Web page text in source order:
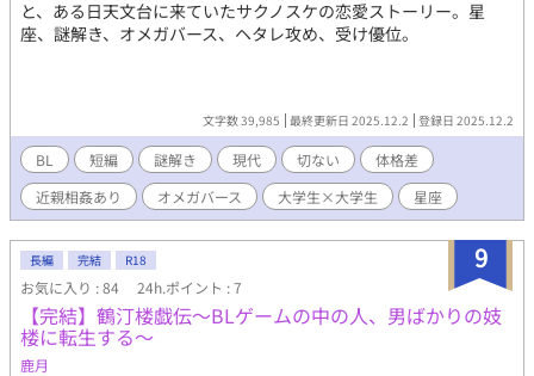
と、ある日天文台に来ていたサクノスケの恋愛ストーリー。星
座、謎解き、オメガバース、ヘタレ攻め、受け優位。
文字数 39,985 最終更新日 2025.12.2 登録日 2025.12.2
BL 短編 謎解き 現代 切ない
体格差
近親相姦あり
オメガバース 大学生×大学生 星座
9
長編 完結 R18
お気に入り : 84 24h.ポイント : 7
【完結】鶴汀楼戯伝～BLゲームの中の人、男ばかりの妓
楼に転生する～
鹿月